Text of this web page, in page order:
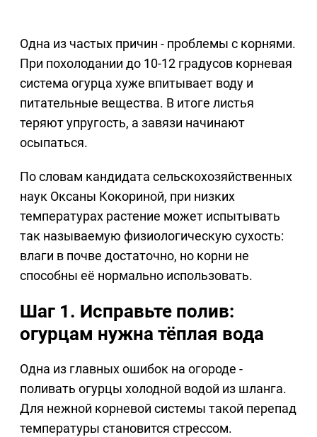
Одна из частых причин - проблемы с корнями.
При похолодании до 10-12 градусов корневая
система огурца хуже впитывает воду и
питательные вещества. В итоге листья
теряют упругость, а завязи начинают
осыпаться.
По словам кандидата сельскохозяйственных
наук Оксаны Кокориной, при низких
температурах растение может испытывать
так называемую физиологическую сухость:
влаги в почве достаточно, но корни не
способны её нормально использовать.
Шаг 1. Исправьте полив:
огурцам нужна тёплая вода
Одна из главных ошибок на огороде -
поливать огурцы холодной водой из шланга.
Для нежной корневой системы такой перепад
температуры становится стрессом.